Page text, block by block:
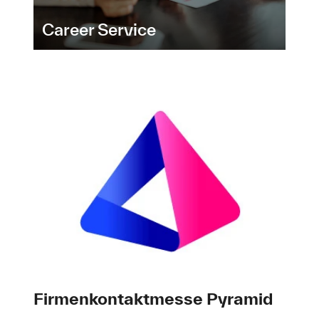
Career Service
Firmenkontaktmesse Pyramid